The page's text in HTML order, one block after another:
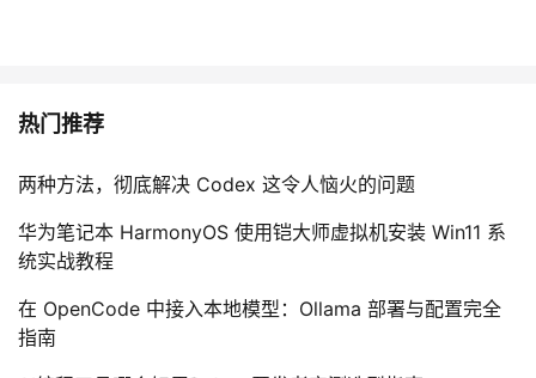
热门推荐
两种方法，彻底解决 Codex 这令人恼火的问题
华为笔记本 HarmonyOS 使用铠大师虚拟机安装 Win11 系
统实战教程
在 OpenCode 中接入本地模型：Ollama 部署与配置完全
指南